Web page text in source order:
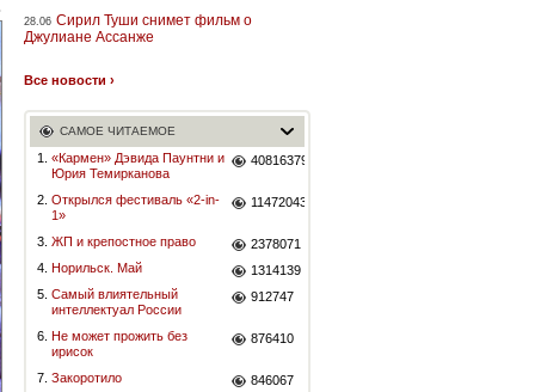
28.06 Сирил Туши снимет фильм о
Джулиане Ассанже
Все новости ›
САМОЕ ЧИТАЕМОЕ
1.
«Кармен» Дэвида Паунтни и
Юрия Темирканова
40816379
2. Открылся фестиваль «2-in-
1»
11472043
3. ЖП и крепостное право
2378071
4. Норильск. Май
1314139
5. Самый влиятельный
интеллектуал России
912747
6. Не может прожить без
ирисок
876410
7. Закоротило
846067